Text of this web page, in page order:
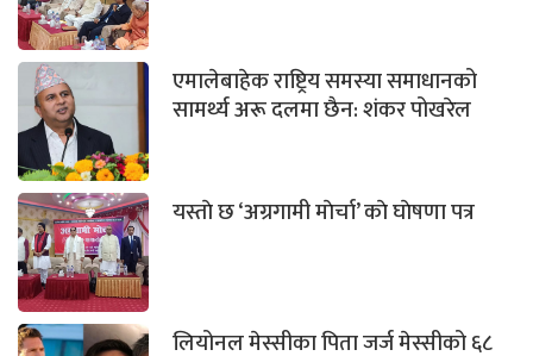
एमालेबाहेक राष्ट्रिय समस्या समाधानको
सामर्थ्य अरू दलमा छैन: शंकर पोखरेल
यस्ताे छ ‘अग्रगामी माेर्चा’ काे घाेषणा पत्र
लियोनल मेस्सीका पिता जर्ज मेस्सीको ६८